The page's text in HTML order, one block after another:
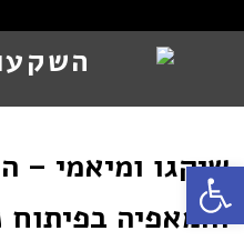
שיקגו ומיאמי –
והמאפיה בפיתוח
Open toolbar